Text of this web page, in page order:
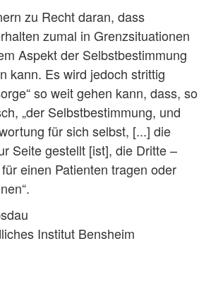
zu Recht daran, dass
zumal in Grenzsituationen
Aspekt der Selbstbestimmung
kann. Es wird jedoch strittig
so weit gehen kann, dass, so
„der Selbstbestimmung, und
für sich selbst, [...] die
Seite gestellt [ist], die Dritte –
einen Patienten tragen oder
Institut Bensheim